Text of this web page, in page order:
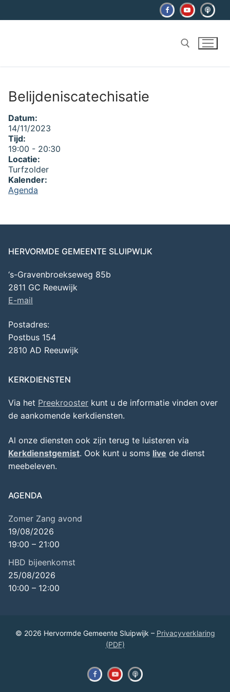
naar
Belijdeniscatechisatie
Datum:
14/11/2023
Tijd:
19:00 - 20:30
Locatie:
Turfzolder
Kalender:
Agenda
HERVORMDE GEMEENTE SLUIPWIJK
‘s-Gravenbroekseweg 85b
2811 GC Reeuwijk
E-mail
Postadres:
Postbus 154
2810 AD Reeuwijk
KERKDIENSTEN
Via het Preekrooster kunt u de informatie vinden over
de aankomende kerkdiensten.
Al onze diensten ook zijn terug te luisteren via
Kerkdienstgemist. Ook kunt u soms live de dienst
meebeleven.
AGENDA
Zomer Zang avond
19/08/2026
19:00 – 21:00
HBD bijeenkomst
25/08/2026
10:00 – 12:00
© 2026 Hervormde Gemeente Sluipwijk – Privacyverklaring
(PDF)